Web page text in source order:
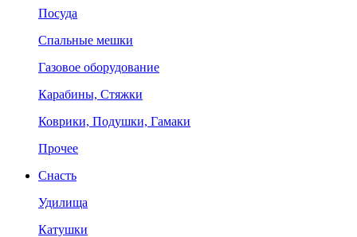
Посуда
Спальные мешки
Газовое оборудование
Карабины, Стяжки
Коврики, Подушки, Гамаки
Прочее
Снасть
Удилища
Катушки